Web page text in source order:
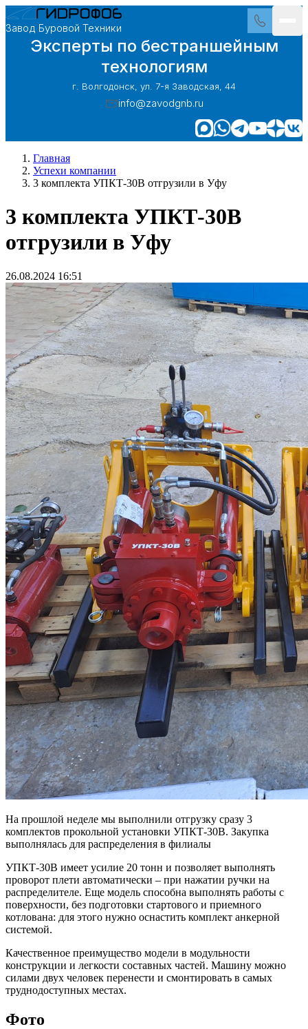
Завод Буровой Техники
Эксперты по бестраншейным
технологиям
г. Волгодонск, ул. 7-я Заводская, 44
info@zavodgnb.ru
Главная
Успехи компании
3 комплекта УПКТ-30В отгрузили в Уфу
3 комплекта УПКТ-30В
отгрузили в Уфу
26.08.2024 16:51
На прошлой неделе мы выполнили отгрузку сразу 3
комплектов прокольной установки УПКТ-30В. Закупка
выполнялась для распределения в филиалы
УПКТ-30В имеет усилие 20 тонн и позволяет выполнять
проворот плети автоматически – при нажатии ручки на
распределителе. Еще модель способна выполнять работы с
поверхности, без подготовки стартового и приемного
котлована: для этого нужно оснастить комплект анкерной
системой.
Качественное преимущество модели в модульности
конструкции и легкости составных частей. Машину можно
силами двух человек перенести и смонтировать в самых
труднодоступных местах.
Фото